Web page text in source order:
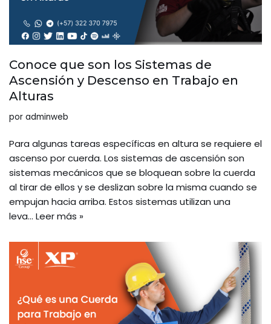
Conoce que son los Sistemas de
Ascensión y Descenso en Trabajo en
Alturas
por adminweb
Para algunas tareas específicas en altura se requiere el
ascenso por cuerda. Los sistemas de ascensión son
sistemas mecánicos que se bloquean sobre la cuerda
al tirar de ellos y se deslizan sobre la misma cuando se
empujan hacia arriba. Estos sistemas utilizan una
leva… Leer más »